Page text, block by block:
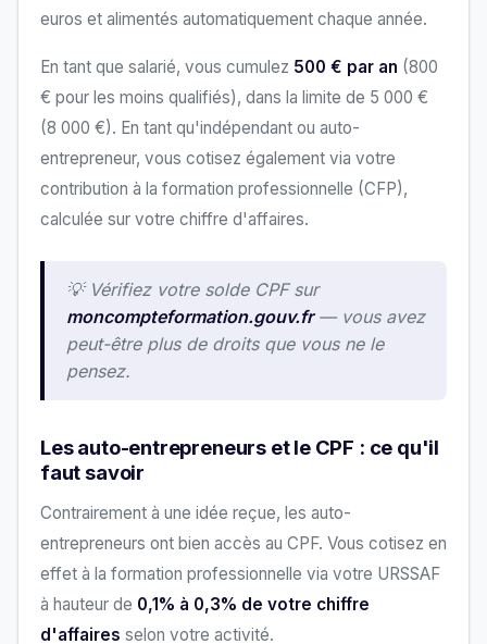
euros et alimentés automatiquement chaque année.
En tant que salarié, vous cumulez 500 € par an (800
€ pour les moins qualifiés), dans la limite de 5 000 €
(8 000 €). En tant qu'indépendant ou auto-
entrepreneur, vous cotisez également via votre
contribution à la formation professionnelle (CFP),
calculée sur votre chiffre d'affaires.
💡 Vérifiez votre solde CPF sur
moncompteformation.gouv.fr— vous avez
peut-être plus de droits que vous ne le
pensez.
Les auto-entrepreneurs et le CPF : ce qu'il
faut savoir
Contrairement à une idée reçue, les auto-
entrepreneurs ont bien accès au CPF. Vous cotisez en
effet à la formation professionnelle via votre URSSAF
à hauteur de 0,1% à 0,3% de votre chiffre
d'affaires selon votre activité.